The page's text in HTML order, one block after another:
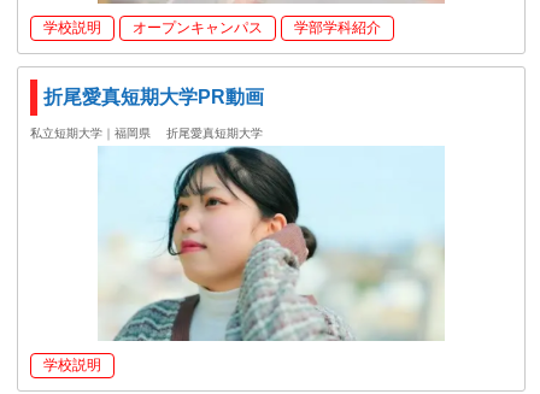
学校説明 オープンキャンパス 学部学科紹介
折尾愛真短期大学PR動画
私立短期大学｜福岡県 折尾愛真短期大学
学校説明